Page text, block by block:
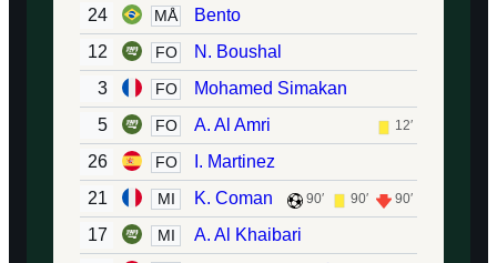
24 MÅ
Bento
12
FO
N. Boushal
3
FO
Mohamed Simakan
5
FO A. Al Amri 12′
26 FO
I. Martinez
21
MI K. Coman 90′ 90′ 90′
17 MI
A. Al Khaibari